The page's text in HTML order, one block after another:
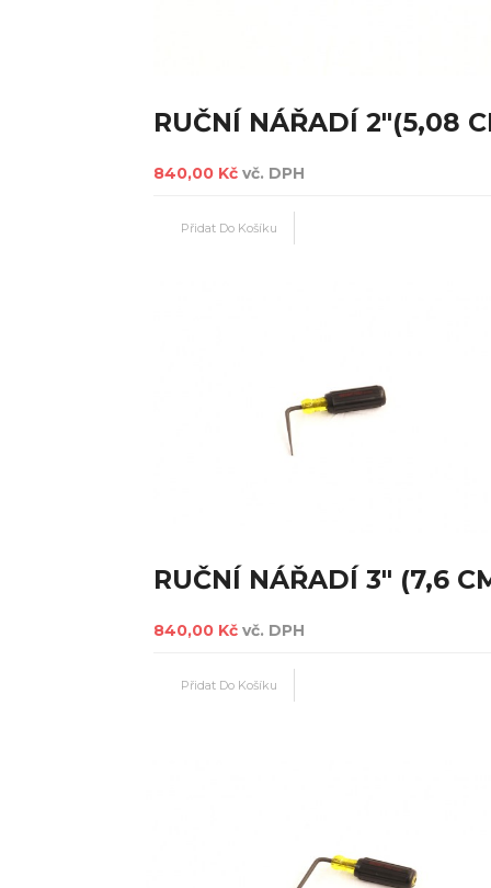
RUČNÍ NÁŘADÍ 2"(5,08
840,00 Kč vč. DPH
RUČNÍ NÁŘADÍ 3" (7,6
840,00 Kč vč. DPH